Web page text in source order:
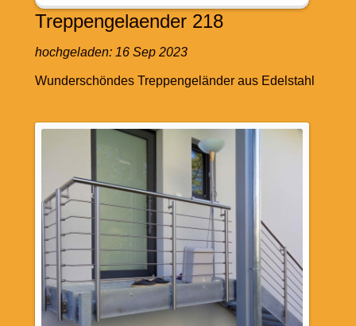
Treppengelaender 218
hochgeladen: 16 Sep 2023
Wunderschöndes Treppengeländer aus Edelstahl